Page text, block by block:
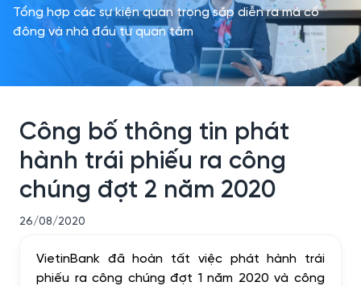
Tổng hợp các sự kiện quan trọng sắp diễn ra mà cổ
đông và nhà đầu tư quan tâm
Công bố thông tin phát
hành trái phiếu ra công
chúng đợt 2 năm 2020
26/08/2020
VietinBank đã hoàn tất việc phát hành trái
phiếu ra công chúng đợt 1 năm 2020 và công